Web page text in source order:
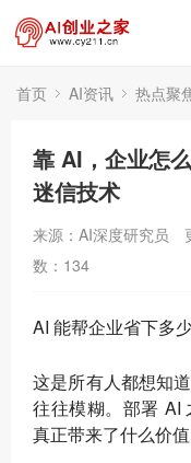
首页 AI资讯 热点聚
靠 AI，企业怎
迷信技术
来源：AI深度研究员
数： 134
AI 能帮企业省下多
这是所有人都想知
往往模糊。部署 AI
真正带来了什么价值